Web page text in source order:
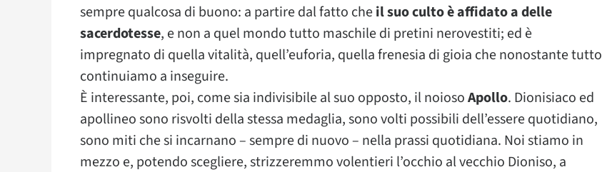
sempre qualcosa di buono: a partire dal fatto cheil suo culto è affidato a delle
sacerdotesse, e non a quel mondo tutto maschile di pretini nerovestiti; ed è
impregnato di quella vitalità, quell’euforia, quella frenesia di gioia che nonostante tutto
continuiamo a inseguire.
È interessante, poi, come sia indivisibile al suo opposto, il noiosoApollo. Dionisiaco ed
apollineo sono risvolti della stessa medaglia, sono volti possibili dell’essere quotidiano,
sono miti che si incarnano – sempre di nuovo – nella prassi quotidiana. Noi stiamo in
mezzo e, potendo scegliere, strizzeremmo volentieri l’occhio al vecchio Dioniso, a